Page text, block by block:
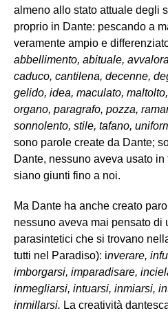
almeno allo stato attuale degli
proprio in Dante: pescando a
veramente ampio e
abbellimento, abituale,
caduco, cantilena, decenne,
gelido, idea, maculato,
organo, paragrafo, pozza,
sonnolento, stile, tafano,
sono parole create da Dante;
Dante, nessuno aveva usato
siano giunti fino a noi.
Ma Dante ha anche creato
nessuno aveva mai pensato di
parasintetici che si trovano
tutti nel Paradiso): inverare,
imborgarsi, imparadisare,
inmegliarsi, intuarsi, inmiarsi,
inmillarsi. La creatività